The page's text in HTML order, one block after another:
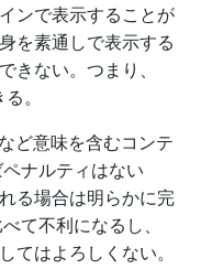
ンで表示することが
を素通しで表示する
きない。つまり、
。
ど意味を含むコンテ
ナルティはない
る場合は明らかに完
て不利になるし、
てはよろしくない。